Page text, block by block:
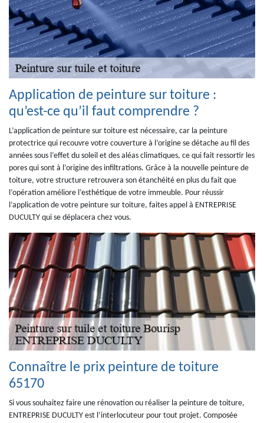
Application de peinture sur toiture :
qu’est-ce qu’il faut comprendre ?
L’application de peinture sur toiture est nécessaire, car la peinture
protectrice qui recouvre votre couverture à l’origine se détache au fil des
années sous l’effet du soleil et des aléas climatiques, ce qui fait ressortir les
pores qui sont à l’origine des infiltrations. Grâce à la nouvelle peinture de
toiture, votre structure retrouvera son étanchéité en plus du fait que
l’opération améliore l’esthétique de votre immeuble. Pour réussir
l’application de votre peinture sur toiture, faites appel à ENTREPRISE
DUCULTY qui se déplacera chez vous.
Connaître le prix peinture de toiture
65170
Si vous souhaitez faire une rénovation ou réaliser la peinture de toiture,
ENTREPRISE DUCULTY est l’interlocuteur pour tout projet. Composée